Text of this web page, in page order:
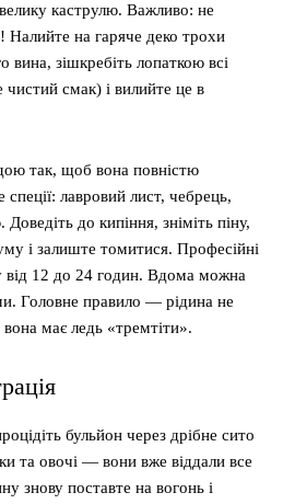
каструлю. Важливо: не
Налийте на гаряче деко трохи
вина, зішкребіть лопаткою всі
смак) і вилийте це в
так, щоб вона повністю
лавровий лист, чебрець,
до кипіння, зніміть піну,
і залиште томитися. Професійні
від 12 до 24 годин. Вдома можна
Головне правило — рідина не
має ледь «тремтіти».
бульйон через дрібне сито
та овочі — вони вже віддали все
знову поставте на вогонь і